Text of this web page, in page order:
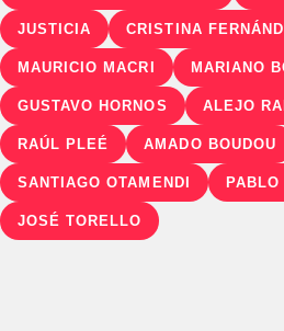
JUSTICIA
MAURICIO MACRI MARIANO
GUSTAVO HORNOS ALEJO
RAÚL PLEÉ AMADO BOUDOU
SANTIAGO OTAMENDI
JOSÉ TORELLO